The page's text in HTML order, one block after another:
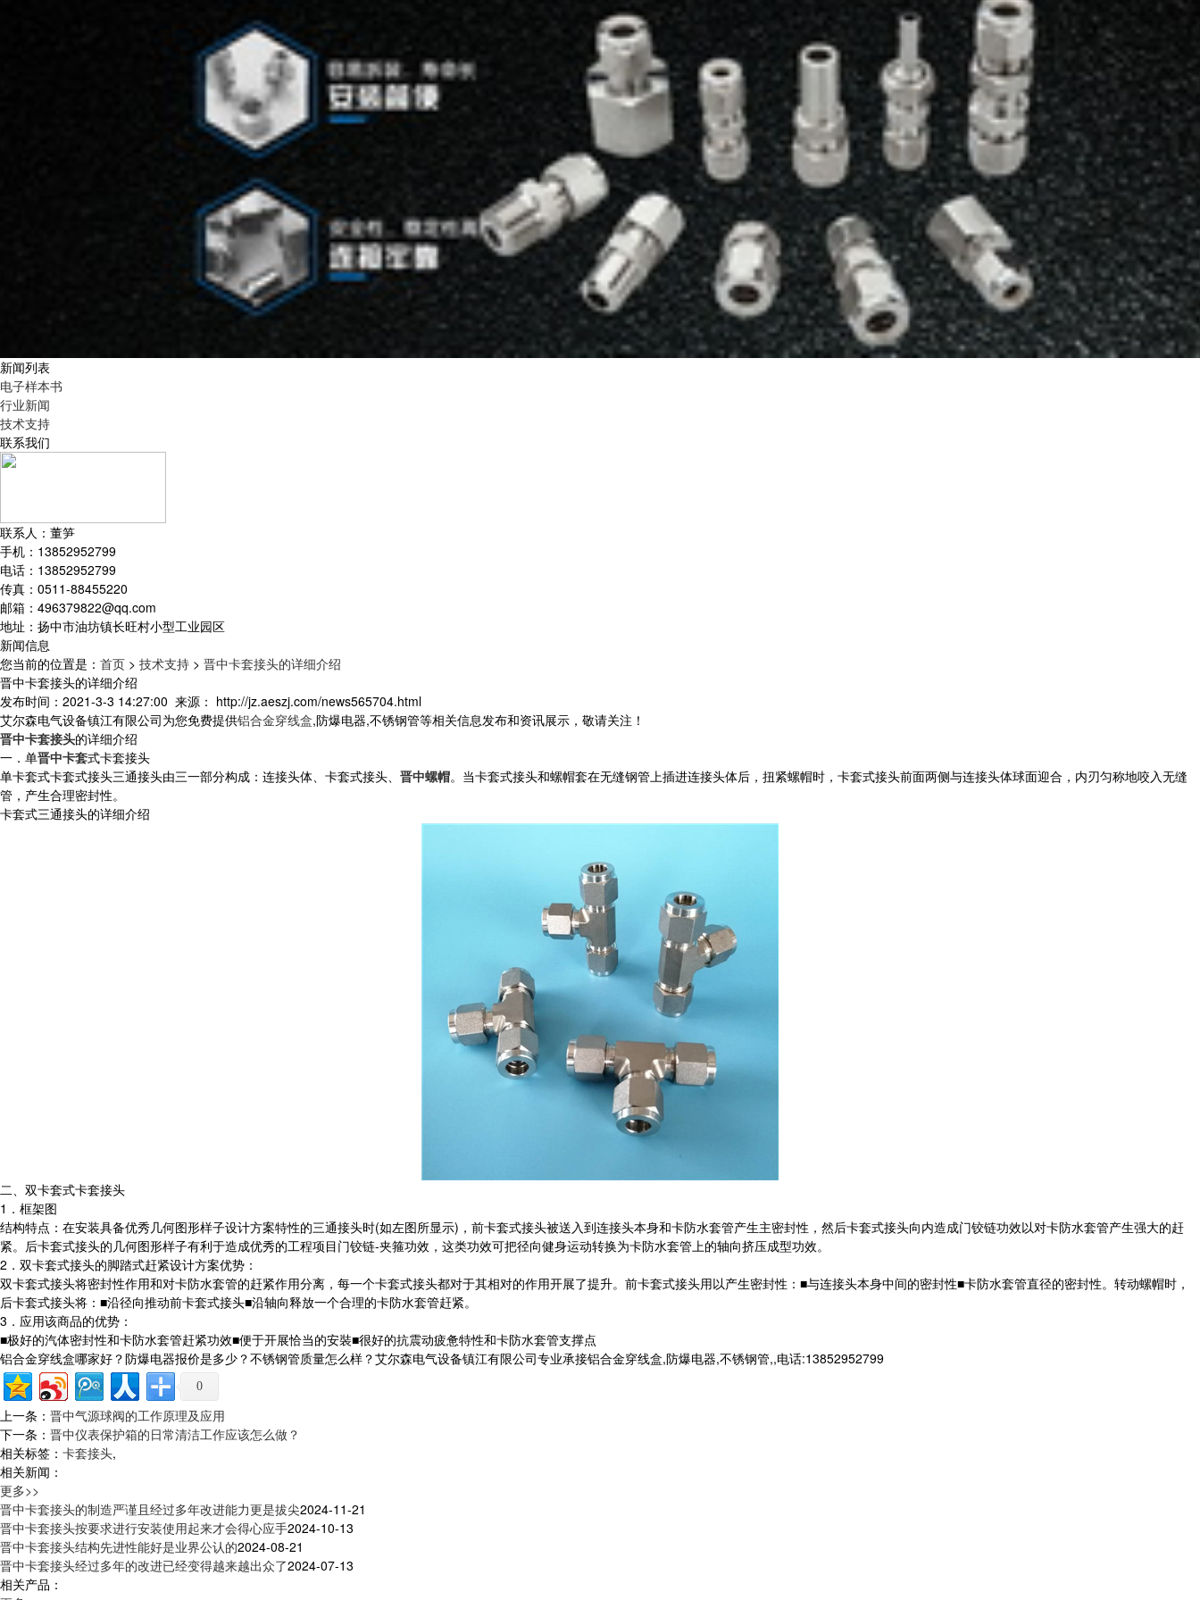
新闻列表
电子样本书
行业新闻
技术支持
联系我们
联系人：董笋
手机：13852952799
电话：13852952799
传真：0511-88455220
邮箱：496379822@qq.com
地址：扬中市油坊镇长旺村小型工业园区
新闻信息
您当前的位置是： 首页 > 技术支持 > 晋中卡套接头的详细介绍
晋中卡套接头的详细介绍
发布时间：2021-3-3 14:27:00 来源： http://jz.aeszj.com/news565704.html
艾尔森电气设备镇江有限公司为您免费提供铝合金穿线盒,防爆电器,不锈钢管等相关信息发布和资讯展示，敬请关注！
晋中卡套接头的详细介绍
一．单晋中卡套式卡套接头
单卡套式卡套式接头三通接头由三一部分构成：连接头体、卡套式接头、 晋中螺帽。当卡套式接头和螺帽套在无缝钢管上插进连接头体后，扭紧螺帽时，卡套式接头前面两侧与连接头体球面迎合，内刃匀称地咬入无缝
管，产生合理密封性。
卡套式三通接头的详细介绍
二、双卡套式卡套接头
1．框架图
结构特点：在安装具备优秀几何图形样子设计方案特性的三通接头时(如左图所显示)，前卡套式接头被送入到连接头本身和卡防水套管产生主密封性，然后卡套式接头向内造成门铰链功效以对卡防水套管产生强大的赶
紧。后卡套式接头的几何图形样子有利于造成优秀的工程项目门铰链-夹箍功效，这类功效可把径向健身运动转换为卡防水套管上的轴向挤压成型功效。
2．双卡套式接头的脚踏式赶紧设计方案优势：
双卡套式接头将密封性作用和对卡防水套管的赶紧作用分离，每一个卡套式接头都对于其相对的作用开展了提升。前卡套式接头用以产生密封性：■与连接头本身中间的密封性■卡防水套管直径的密封性。转动螺帽时，
后卡套式接头将：■沿径向推动前卡套式接头■沿轴向释放一个合理的卡防水套管赶紧。
3．应用该商品的优势：
■极好的汽体密封性和卡防水套管赶紧功效■便于开展恰当的安裝■很好的抗震动疲惫特性和卡防水套管支撑点
铝合金穿线盒哪家好？防爆电器报价是多少？不锈钢管质量怎么样？艾尔森电气设备镇江有限公司专业承接铝合金穿线盒,防爆电器,不锈钢管,,电话:13852952799
0
上一条： 晋中气源球阀的工作原理及应用
下一条： 晋中仪表保护箱的日常清洁工作应该怎么做？
相关标签： 卡套接头,
相关新闻：
更多>>
晋中卡套接头的制造严谨且经过多年改进能力更是拔尖2024-11-21
晋中卡套接头按要求进行安装使用起来才会得心应手2024-10-13
晋中卡套接头结构先进性能好是业界公认的2024-08-21
晋中卡套接头经过多年的改进已经变得越来越出众了2024-07-13
相关产品：